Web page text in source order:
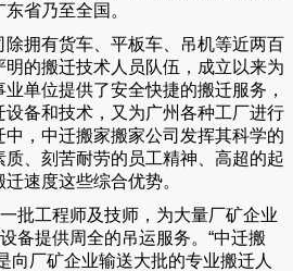
省乃至全国。
除拥有货车、平板车、吊机等近两百
的搬迁技术人员队伍，成立以来为
单位提供了安全快捷的搬迁服务，
备和技术，又为广州各种工厂进行
， 中迁搬家搬家公司发挥其科学的
、刻苦耐劳的员工精神、高超的起
速度这些综合优势。
批工程师及技师，为大量厂矿企业
备提供周全的吊运服务。“中迁搬
向厂矿企业输送大批的专业搬迁人